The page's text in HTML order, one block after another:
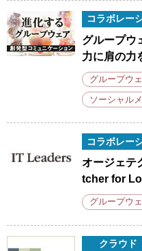
コラボレー
グループウ
力に肩の力
グループウ
ソーシャル
コラボレー
オージェテ
tcher for
グループウ
クラウド